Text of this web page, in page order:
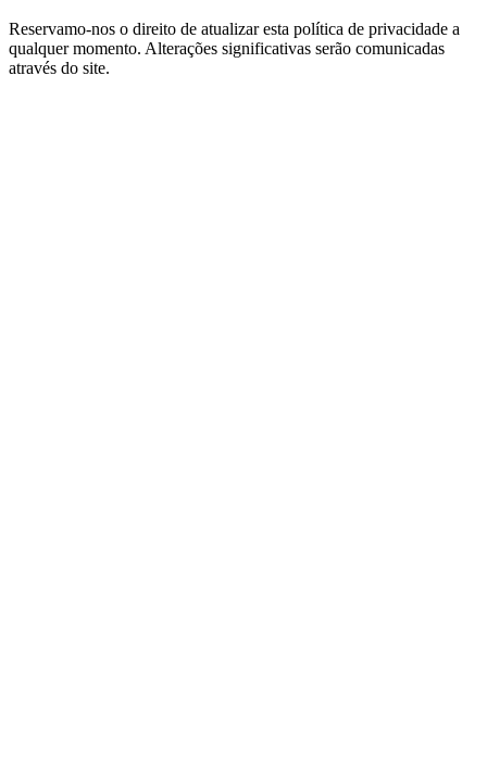
Reservamo-nos o direito de atualizar esta política de privacidade a
qualquer momento. Alterações significativas serão comunicadas
através do site.